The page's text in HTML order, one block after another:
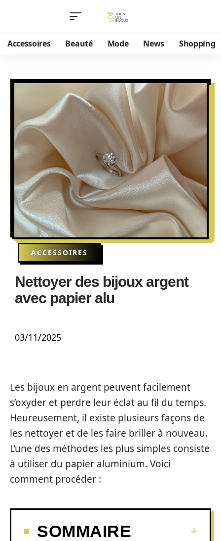
Accessoires Beauté Mode News Shopping
ACCESSOIRES
Nettoyer des bijoux argent
avec papier alu
03/11/2025
Les bijoux en argent peuvent facilement
s’oxyder et perdre leur éclat au fil du temps.
Heureusement, il existe plusieurs façons de
les nettoyer et de les faire briller à nouveau.
L’une des méthodes les plus simples consiste
à utiliser du papier aluminium. Voici
comment procéder :
SOMMAIRE